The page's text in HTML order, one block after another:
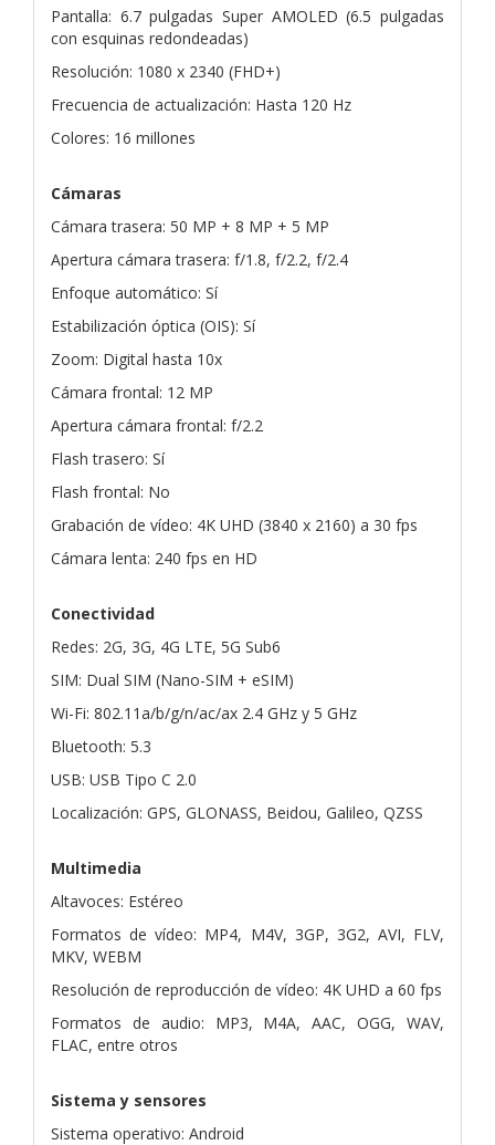
Pantalla: 6.7 pulgadas Super AMOLED (6.5 pulgadas
con esquinas redondeadas)
Resolución: 1080 x 2340 (FHD+)
Frecuencia de actualización: Hasta 120 Hz
Colores: 16 millones
Cámaras
Cámara trasera: 50 MP + 8 MP + 5 MP
Apertura cámara trasera: f/1.8, f/2.2, f/2.4
Enfoque automático: Sí
Estabilización óptica (OIS): Sí
Zoom: Digital hasta 10x
Cámara frontal: 12 MP
Apertura cámara frontal: f/2.2
Flash trasero: Sí
Flash frontal: No
Grabación de vídeo: 4K UHD (3840 x 2160) a 30 fps
Cámara lenta: 240 fps en HD
Conectividad
Redes: 2G, 3G, 4G LTE, 5G Sub6
SIM: Dual SIM (Nano-SIM + eSIM)
Wi-Fi: 802.11a/b/g/n/ac/ax 2.4 GHz y 5 GHz
Bluetooth: 5.3
USB: USB Tipo C 2.0
Localización: GPS, GLONASS, Beidou, Galileo, QZSS
Multimedia
Altavoces: Estéreo
Formatos de vídeo: MP4, M4V, 3GP, 3G2, AVI, FLV,
MKV, WEBM
Resolución de reproducción de vídeo: 4K UHD a 60 fps
Formatos de audio: MP3, M4A, AAC, OGG, WAV,
FLAC, entre otros
Sistema y sensores
Sistema operativo: Android